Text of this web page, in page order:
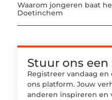
Waarom jongeren baat
Doetinchem
Stuur ons
Registreer vandaag
ons platform. Jouw
anderen inspireren en